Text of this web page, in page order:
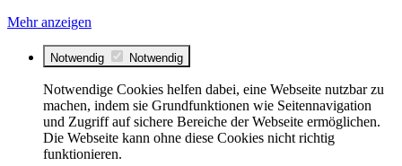
Mehr anzeigen
Notwendig Notwendig
Notwendige Cookies helfen dabei, eine Webseite nutzbar zu
machen, indem sie Grundfunktionen wie Seitennavigation
und Zugriff auf sichere Bereiche der Webseite ermöglichen.
Die Webseite kann ohne diese Cookies nicht richtig
funktionieren.